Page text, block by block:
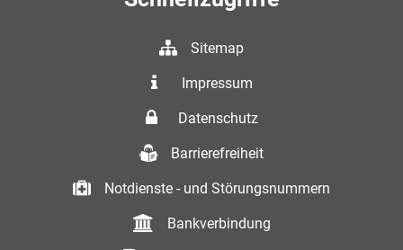
Sitemap
Impressum
Datenschutz
Barrierefreiheit
Notdienste - und Störungsnummern
Bankverbindung